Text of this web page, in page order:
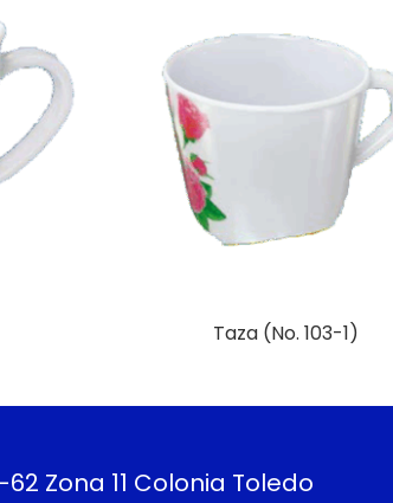
Taza (No. 103-1)
Zona 11 Colonia Toledo